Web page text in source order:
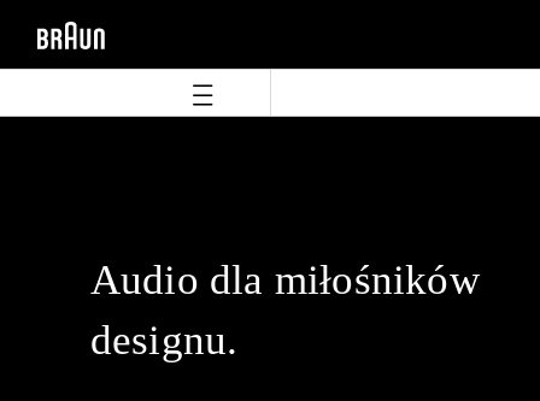
Audio dla miłośników
designu.